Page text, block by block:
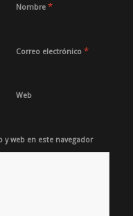
Nombre *
Correo electrónico *
Web
web en este navegador